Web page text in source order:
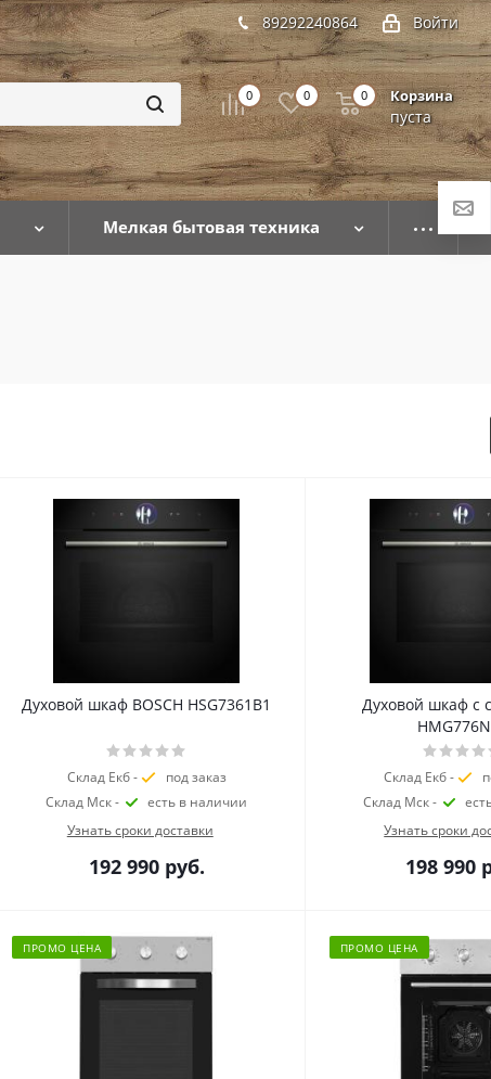
Войти
89292240864
0 0 Корзина
пуста
0
Мелкая бытовая техника
Духовой шкаф BOSCH HSG7361B1
Склад Екб -
под заказ
Склад Мск -
есть в наличии
Узнать сроки доставки
192 990руб.
Духовой шкаф с
Склад Екб -
Склад Мск -
Узнать сроки
198 990
ПРОМО ЦЕНА ПРОМО ЦЕНА